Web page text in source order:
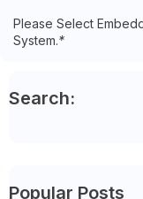
Please Select
System.*
Search:
Popular Posts